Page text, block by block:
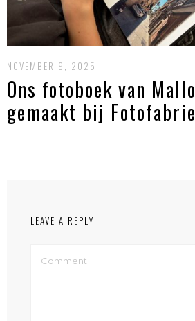
NOVEMBER 9, 2025
Ons fotoboek van
gemaakt bij
LEAVE A REPLY